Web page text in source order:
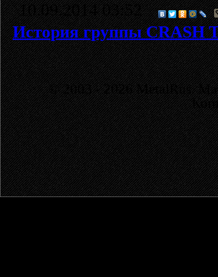
10.09.2014 03:52
История группы CRASH
© 2003 - 2026 MetalRus.